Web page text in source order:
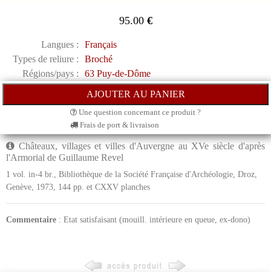
95.00€
Langues :
Français
Types de reliure :
Broché
Régions/pays :
63 Puy-de-Dôme
Une question concernant ce produit ?
Frais de port & livraison
Châteaux, villages et villes d'Auvergne au XVe siècle d'après
l'Armorial de Guillaume Revel
1 vol. in-4 br., Bibliothèque de la Société Française d'Archéologie, Droz,
Genève, 1973, 144 pp. et CXXV planches
Commentaire : Etat satisfaisant (mouill. intérieure en queue, ex-dono)